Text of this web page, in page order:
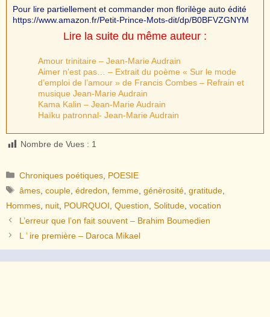
Pour lire partiellement et commander mon florilège auto édité
https://www.amazon.fr/Petit-Prince-Mots-dit/dp/B0BFVZGNYM
Lire la suite du même auteur :
Amour trinitaire – Jean-Marie Audrain
Aimer n’est pas… – Extrait du poème « Sur le mode
d’emploi de l’amour » de Francis Combes – Refrain et
musique Jean-Marie Audrain
Kama Kalin – Jean-Marie Audrain
Haïku patronnal- Jean-Marie Audrain
Nombre de Vues : 1
Catégories
Chroniques poétiques POESIE
Étiquettes
âmes ,couple ,édredon ,femme ,génèrosité ,gratitude
Hommes nuit POURQUOI Question Solitude vocation
L’erreur que l’on fait souvent – Brahim Boumedien
L ’ ire première – Daroca Mikael